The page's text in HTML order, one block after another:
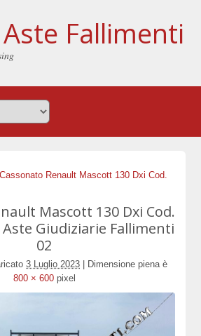
Fallimenti
Renault Mascott 130 Dxi Cod.
Mascott 130 Dxi Cod.
Giudiziarie Fallimenti
02
3 Luglio 2023
Dimensione piena è
800 × 600pixel